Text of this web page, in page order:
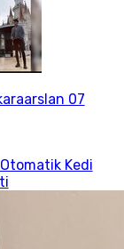
07
Kedi